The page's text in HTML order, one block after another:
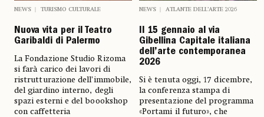
NEWS TURISMO CULTURALE
Nuova vita per il Teatro
Garibaldi di Palermo
La Fondazione Studio Rizoma
si farà carico dei lavori di
ristrutturazione dell’immobile,
del giardino interno, degli
spazi esterni e del boookshop
con caffetteria
NEWS ATLANTE DELL’ARTE 2026
Il 15 gennaio al via
Gibellina Capitale italiana
dell’arte contemporanea
2026
Si è tenuta oggi, 17 dicembre,
la conferenza stampa di
presentazione del programma
«Portami il futuro», che